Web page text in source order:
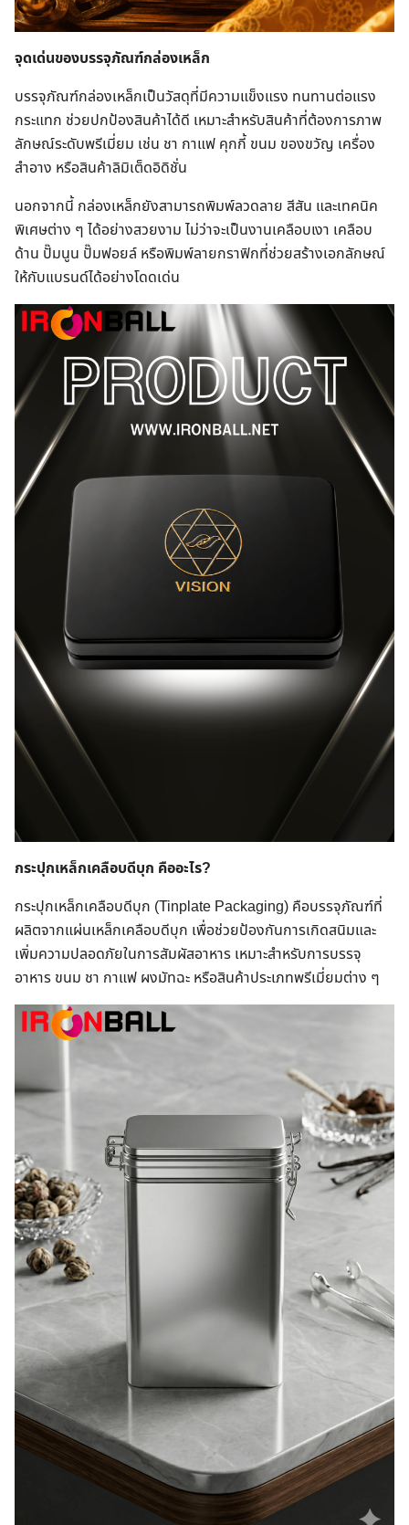
จุดเด่นของบรรจุภัณฑ์กล่องเหล็ก
บรรจุภัณฑ์กล่องเหล็กเป็นวัสดุที่มีความแข็งแรง ทนทานต่อแรง
กระแทก ช่วยปกป้องสินค้าได้ดี เหมาะสำหรับสินค้าที่ต้องการภาพ
ลักษณ์ระดับพรีเมี่ยม เช่น ชา กาแฟ คุกกี้ ขนม ของขวัญ เครื่อง
สำอาง หรือสินค้าลิมิเต็ดอิดิชั่น
นอกจากนี้ กล่องเหล็กยังสามารถพิมพ์ลวดลาย สีสัน และเทคนิค
พิเศษต่าง ๆ ได้อย่างสวยงาม ไม่ว่าจะเป็นงานเคลือบเงา เคลือบ
ด้าน ปั๊มนูน ปั๊มฟอยล์ หรือพิมพ์ลายกราฟิกที่ช่วยสร้างเอกลักษณ์
ให้กับแบรนด์ได้อย่างโดดเด่น
กระปุกเหล็กเคลือบดีบุก คืออะไร?
กระปุกเหล็กเคลือบดีบุก (Tinplate Packaging) คือบรรจุภัณฑ์ที่
ผลิตจากแผ่นเหล็กเคลือบดีบุก เพื่อช่วยป้องกันการเกิดสนิมและ
เพิ่มความปลอดภัยในการสัมผัสอาหาร เหมาะสำหรับการบรรจุ
อาหาร ขนม ชา กาแฟ ผงมัทฉะ หรือสินค้าประเภทพรีเมี่ยมต่าง ๆ